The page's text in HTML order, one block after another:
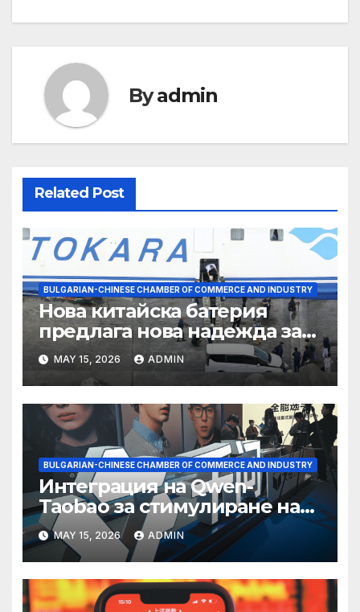
Byadmin
Related Post
BULGARIAN-CHINESE CHAMBER OF COMMERCE AND INDUSTRY
Нова китайска батерия
предлага нова надежда за
съхранение на водород
MAY 15, 2026 ADMIN
BULGARIAN-CHINESE CHAMBER OF COMMERCE AND INDUSTRY
Интеграция на Qwen-
Taobao за стимулиране на
пазаруването 618
MAY 15, 2026 ADMIN